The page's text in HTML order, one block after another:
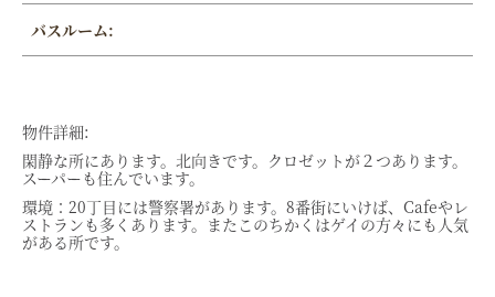
バスルーム:
物件詳細:
閑静な所にあります。北向きです。クロゼットが２つあります。
スーパーも住んでいます。
環境：20丁目には警察署があります。8番街にいけば、Cafeやレ
ストランも多くあります。またこのちかくはゲイの方々にも人気
がある所です。